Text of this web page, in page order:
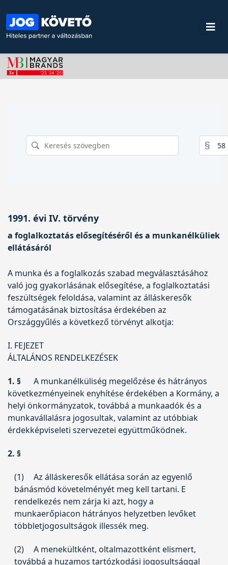
1991. évi IV. törvény
a foglalkoztatás elősegítéséről és a munkanélküliek
ellátásáról
A munka és a foglalkozás szabad megválasztásához
való jog gyakorlásának elősegítése, a foglalkoztatási
feszültségek feloldása, valamint az álláskeresők
támogatásának biztosítása érdekében az
Országgyűlés a következő törvényt alkotja:
I. FEJEZET
ÁLTALÁNOS RENDELKEZÉSEK
1. §
A munkanélküliség megelőzése és hátrányos
következményeinek enyhítése érdekében a Kormány, a
helyi önkormányzatok, továbbá a munkaadók és a
munkavállalásra jogosultak, valamint az utóbbiak
érdekképviseleti szervezetei együttműködnek.
2. §
(1)
Az álláskeresők ellátása során az egyenlő
bánásmód követelményét meg kell tartani. E
rendelkezés nem zárja ki azt, hogy a
munkaerőpiacon hátrányos helyzetben levőket
többletjogosultságok illessék meg.
(2)
A menekültként, oltalmazottként elismert,
továbbá a huzamos tartózkodási jogosultsággal